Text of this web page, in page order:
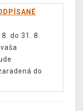
do 31. 8.
do